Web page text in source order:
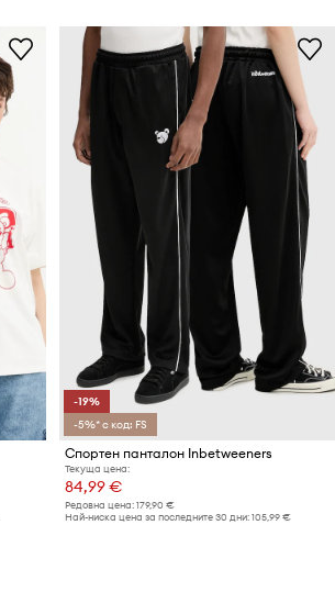
-19%
-5%* с код: FS
Спортен панталон Inbetweeners
Текуща цена:
84,99 €
Редовна цена: 179,90 €
Най-ниска цена за последните 30 дни: 105,99 €